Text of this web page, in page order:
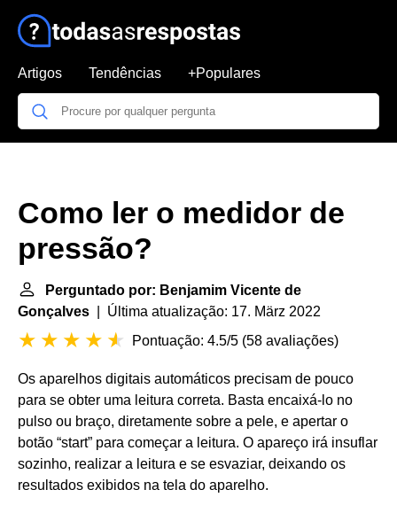
Artigos Tendências +Populares
Como ler o medidor de
pressão?
Perguntado por: Benjamim Vicente de
Gonçalves | Última atualização: 17. März 2022
Pontuação: 4.5/5 (58 avaliações)
Os aparelhos digitais automáticos precisam de pouco
para se obter uma leitura correta. Basta encaixá-lo no
pulso ou braço, diretamente sobre a pele, e apertar o
botão “start” para começar a leitura. O apareço irá insuflar
sozinho, realizar a leitura e se esvaziar, deixando os
resultados exibidos na tela do aparelho.